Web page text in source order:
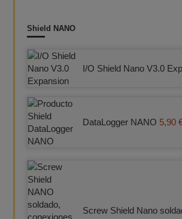
Shield NANO
I/O Shield Nano V3.0
DataLogger NANO 5,90
Screw Shield Nano